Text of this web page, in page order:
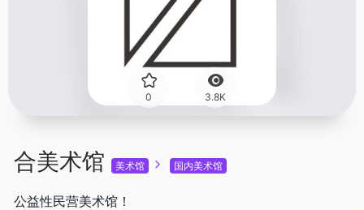
0 3.8K
合美术馆 美术馆 国内美术馆
公益性民营美术馆！